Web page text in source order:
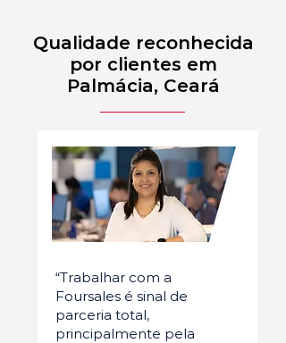
Qualidade reconhecida
por clientes em
Palmácia, Ceará
“Trabalhar com a
Foursales é sinal de
parceria total,
principalmente pela